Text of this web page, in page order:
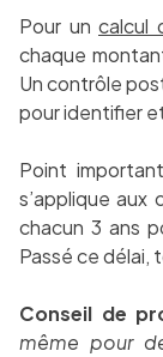
Pour un calcul
chaque
Un contrôle
pour identifier
Point
s’applique
chacun 3 ans
Passé ce délai,
Conseil de
même pour